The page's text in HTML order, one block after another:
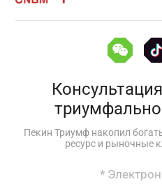
Пекин Триумф накопил
ресурс и рыночные